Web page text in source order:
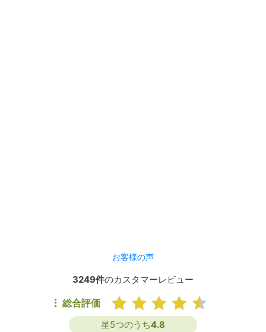
お客様の声
3249件のカスタマーレビュー
総合評価
星5つのうち4.8